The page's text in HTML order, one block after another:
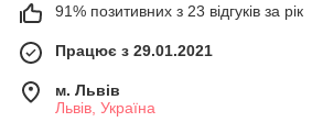
91% позитивних з 23 відгуків за рік
Працює з 29.01.2021
м. Львів
Львів, Україна